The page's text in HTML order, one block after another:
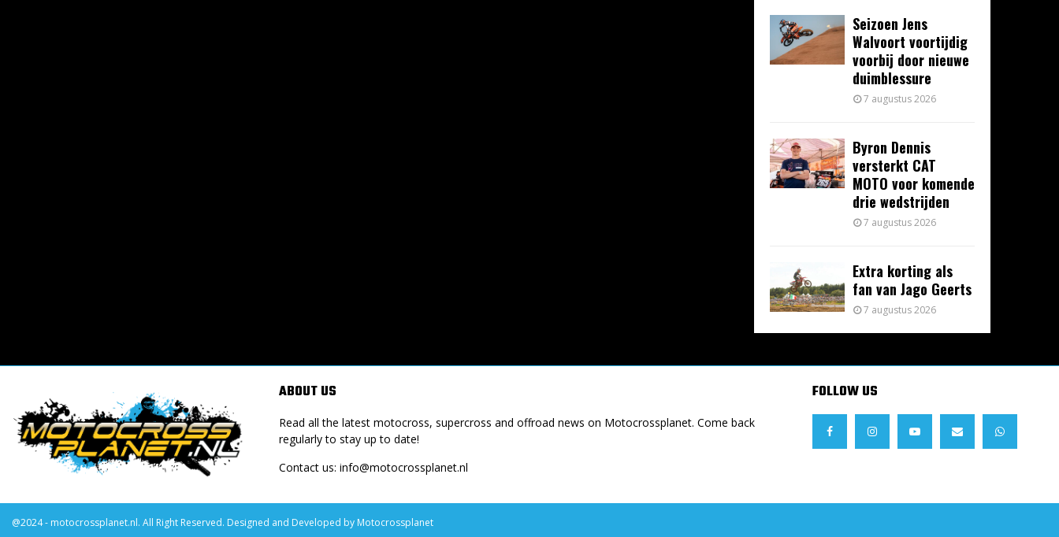
Seizoen Jens
Walvoort voortijdig
voorbij door nieuwe
duimblessure
7 augustus 2026
Byron Dennis
versterkt CAT
MOTO voor komende
drie wedstrijden
7 augustus 2026
Extra korting als
fan van Jago Geerts
7 augustus 2026
ABOUT US
Read all the latest motocross, supercross and offroad news on Motocrossplanet. Come back
regularly to stay up to date!
Contact us: info@motocrossplanet.nl
FOLLOW US
@2024 - motocrossplanet.nl. All Right Reserved. Designed and Developed by Motocrossplanet